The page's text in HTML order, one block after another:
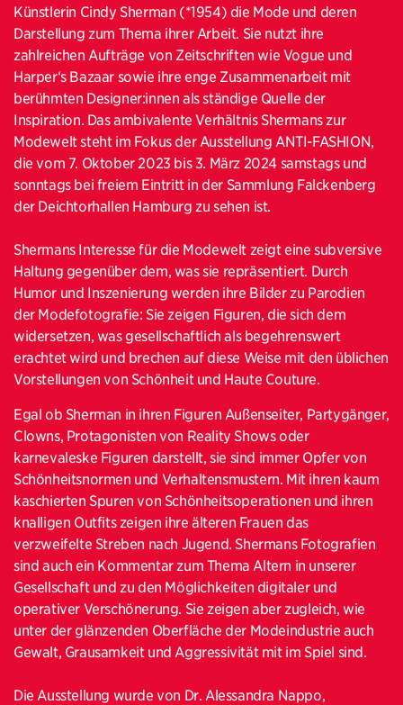
Künstlerin Cindy Sherman (*1954) die Mode und deren
Darstellung zum Thema ihrer Arbeit. Sie nutzt ihre
zahlreichen Aufträge von Zeitschriften wie Vogue und
Harper‘s Bazaar sowie ihre enge Zusammenarbeit mit
berühmten Designer:innen als ständige Quelle der
Inspiration. Das ambivalente Verhältnis Shermans zur
Modewelt steht im Fokus der Ausstellung ANTI-FASHION,
die vom 7. Oktober 2023 bis 3. März 2024 samstags und
sonntags bei freiem Eintritt in der Sammlung Falckenberg
der Deichtorhallen Hamburg zu sehen ist.
Shermans Interesse für die Modewelt zeigt eine subversive
Haltung gegenüber dem, was sie repräsentiert. Durch
Humor und Inszenierung werden ihre Bilder zu Parodien
der Modefotografie: Sie zeigen Figuren, die sich dem
widersetzen, was gesellschaftlich als begehrenswert
erachtet wird und brechen auf diese Weise mit den üblichen
Vorstellungen von Schönheit und Haute Couture.
Egal ob Sherman in ihren Figuren Außenseiter, Partygänger,
Clowns, Protagonisten von Reality Shows oder
karnevaleske Figuren darstellt, sie sind immer Opfer von
Schönheitsnormen und Verhaltensmustern. Mit ihren kaum
kaschierten Spuren von Schönheitsoperationen und ihren
knalligen Outfits zeigen ihre älteren Frauen das
verzweifelte Streben nach Jugend. Shermans Fotografien
sind auch ein Kommentar zum Thema Altern in unserer
Gesellschaft und zu den Möglichkeiten digitaler und
operativer Verschönerung. Sie zeigen aber zugleich, wie
unter der glänzenden Oberfläche der Modeindustrie auch
Gewalt, Grausamkeit und Aggressivität mit im Spiel sind.
Die Ausstellung wurde von Dr. Alessandra Nappo,